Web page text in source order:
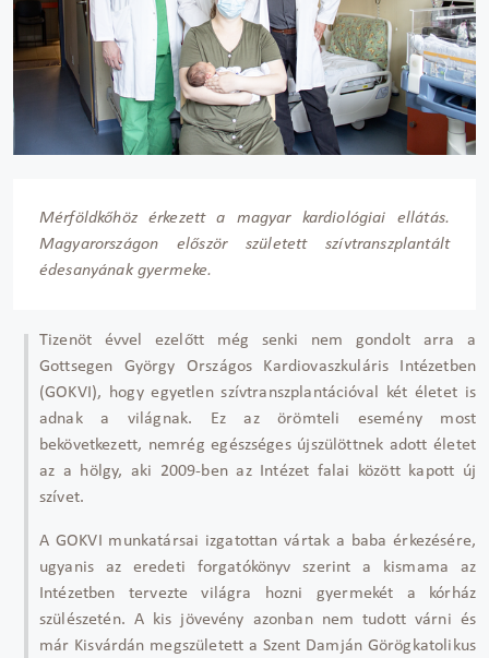
Mérföldkőhöz érkezett a magyar kardiológiai ellátás.
Magyarországon először született szívtranszplantált
édesanyának gyermeke.
Tizenöt évvel ezelőtt még senki nem gondolt arra a
Gottsegen György Országos Kardiovaszkuláris Intézetben
(GOKVI), hogy egyetlen szívtranszplantációval két életet is
adnak a világnak. Ez az örömteli esemény most
bekövetkezett, nemrég egészséges újszülöttnek adott életet
az a hölgy, aki 2009-ben az Intézet falai között kapott új
szívet.
A GOKVI munkatársai izgatottan vártak a baba érkezésére,
ugyanis az eredeti forgatókönyv szerint a kismama az
Intézetben tervezte világra hozni gyermekét a kórház
szülészetén. A kis jövevény azonban nem tudott várni és
már Kisvárdán megszületett a Szent Damján Görögkatolikus